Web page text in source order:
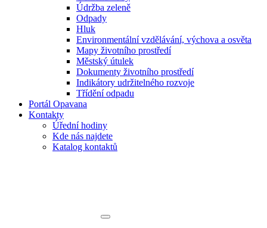
Údržba zeleně
Odpady
Hluk
Environmentální vzdělávání, výchova a osvěta
Mapy životního prostředí
Městský útulek
Dokumenty životního prostředí
Indikátory udržitelného rozvoje
Třídění odpadu
Portál Opavana
Kontakty
Úřední hodiny
Kde nás najdete
Katalog kontaktů